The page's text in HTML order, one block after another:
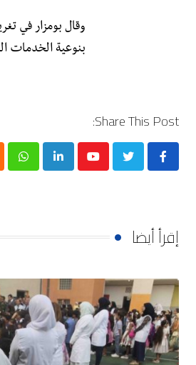
وقال بومزار في
بنوعية الخدمات
Share This Post:
Youtube
LinkedIn
إقرأ أيضا